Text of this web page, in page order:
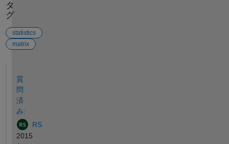
タ
グ
statistics
matrix
質
問
済
み:
RS
2015